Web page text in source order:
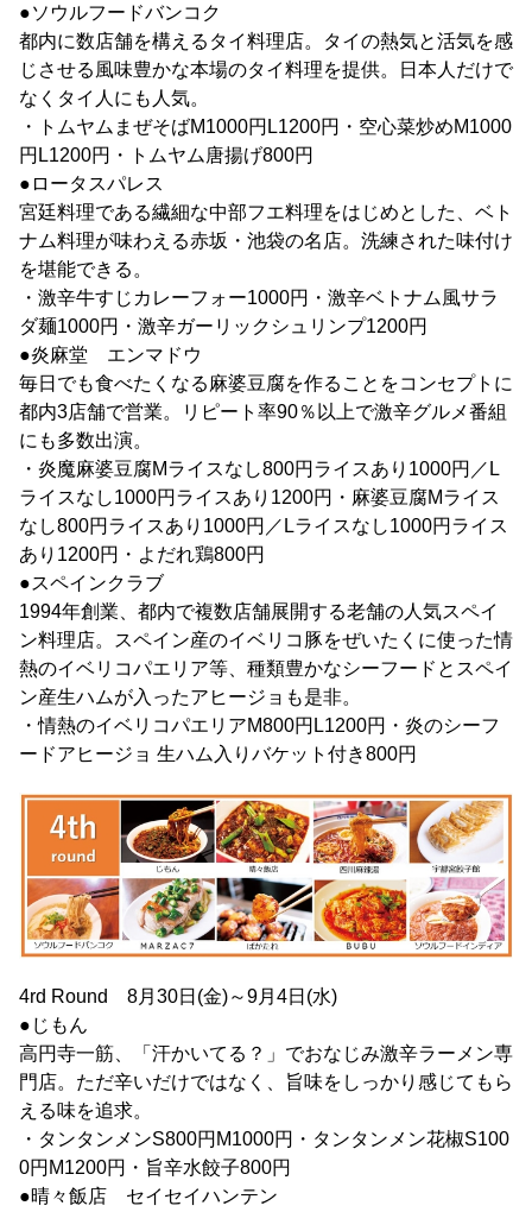
●ソウルフードバンコク
都内に数店舗を構えるタイ料理店。タイの熱気と活気を感
じさせる風味豊かな本場のタイ料理を提供。日本人だけで
なくタイ人にも人気。
・トムヤムまぜそばM1000円L1200円・空心菜炒めM1000
円L1200円・トムヤム唐揚げ800円
●ロータスパレス
宮廷料理である繊細な中部フエ料理をはじめとした、ベト
ナム料理が味わえる赤坂・池袋の名店。洗練された味付け
を堪能できる。
・激辛牛すじカレーフォー1000円・激辛ベトナム風サラ
ダ麺1000円・激辛ガーリックシュリンプ1200円
●炎麻堂 エンマドウ
毎日でも食べたくなる麻婆豆腐を作ることをコンセプトに
都内3店舗で営業。リピート率90％以上で激辛グルメ番組
にも多数出演。
・炎魔麻婆豆腐Mライスなし800円ライスあり1000円／L
ライスなし1000円ライスあり1200円・麻婆豆腐Mライス
なし800円ライスあり1000円／Lライスなし1000円ライス
あり1200円・よだれ鶏800円
●スペインクラブ
1994年創業、都内で複数店舗展開する老舗の人気スペイ
ン料理店。スペイン産のイベリコ豚をぜいたくに使った情
熱のイベリコパエリア等、種類豊かなシーフードとスペイ
ン産生ハムが入ったアヒージョも是非。
・情熱のイベリコパエリアM800円L1200円・炎のシーフ
ードアヒージョ 生ハム入りバケット付き800円
4rd Round 8月30日(金)～9月4日(水)
●じもん
高円寺一筋、「汗かいてる？」でおなじみ激辛ラーメン専
門店。ただ辛いだけではなく、旨味をしっかり感じてもら
える味を追求。
・タンタンメンS800円M1000円・タンタンメン花椒S100
0円M1200円・旨辛水餃子800円
●晴々飯店 セイセイハンテン